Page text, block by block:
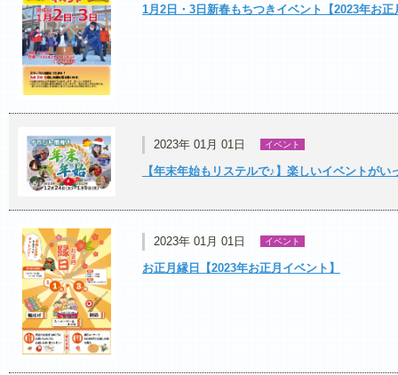
1月2日・3日新春もちつきイベント【2023年お正
2023年 01月 01日 イベント
【年末年始もリステルで♪】楽しいイベントがい
2023年 01月 01日 イベント
お正月縁日【2023年お正月イベント】